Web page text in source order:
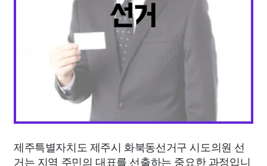
제주특별자치도 제주시 화북동선거구 시도의원 선
거는 지역 주민의 대표를 선출하는 중요한 과정입니